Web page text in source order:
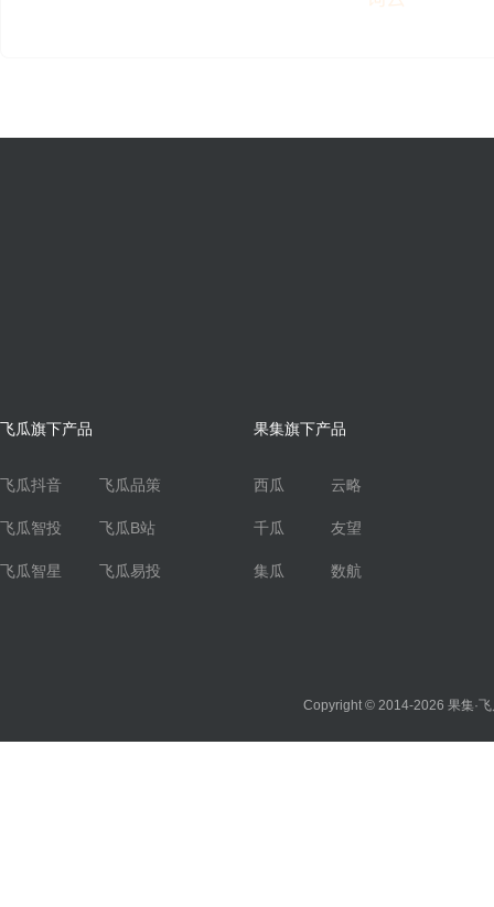
飞瓜旗下产品
飞瓜抖音 飞瓜品策
飞瓜智投 飞瓜B站
飞瓜智星 飞瓜易投
果集旗下产品
西瓜 云略
千瓜 友望
集瓜 数航
Copyright © 2014-2026 果集·